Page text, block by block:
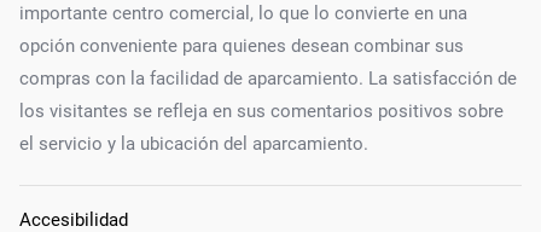
importante centro comercial, lo que lo convierte en una
opción conveniente para quienes desean combinar sus
compras con la facilidad de aparcamiento. La satisfacción de
los visitantes se refleja en sus comentarios positivos sobre
el servicio y la ubicación del aparcamiento.
Accesibilidad